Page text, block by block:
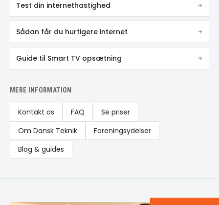
Test din internethastighed
Sådan får du hurtigere internet
Guide til Smart TV opsætning
MERE INFORMATION
Kontakt os FAQ
Se priser
Om Dansk Teknik
Foreningsydelser
Blog & guides